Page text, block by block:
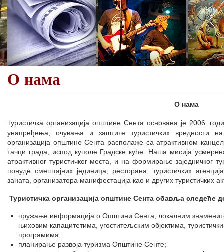
О нама
О нама
Tуристичка организација општине Сента основана је 2006.
унапређења, очувања и заштите туристичких вредности
организација општине Сента располаже са атрактивном
тачци града, испод куполе Градске куће. Наша мисија
атрактивног туристичког места, и на формирање заједничког
понуде смештајних јединица, ресторана, туристичких
заната, организатора манифестација као и других туристичких
Туристичка организација општине Сента обавља следеће
пружање информација о Општини Сента, локалним
њиховим капацитетима, угоститељским објектима,
програмима;
планирање развоја туризма Општине Сенте;